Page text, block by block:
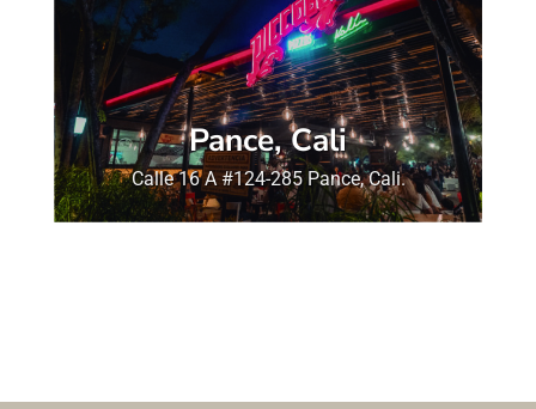
Pance, Cali
Calle 16 A #124-285 Pance, Cali.